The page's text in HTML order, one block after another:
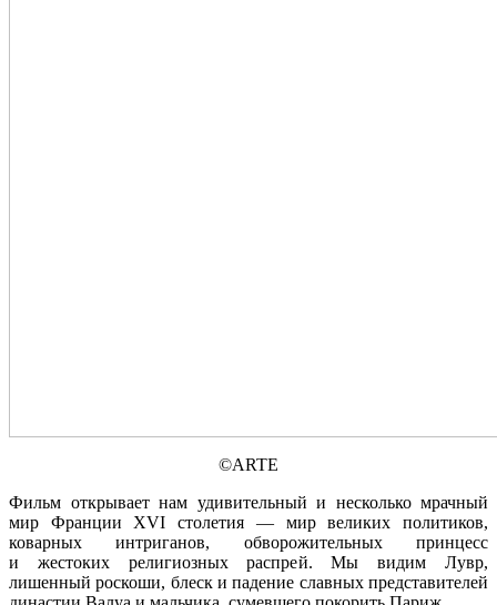
©ARTE
Фильм открывает нам удивительный и несколько мрачный
мир Франции XVI столетия — мир великих политиков,
коварных интриганов, обворожительных принцесс
и жестоких религиозных распрей. Мы видим Лувр,
лишенный роскоши, блеск и падение славных представителей